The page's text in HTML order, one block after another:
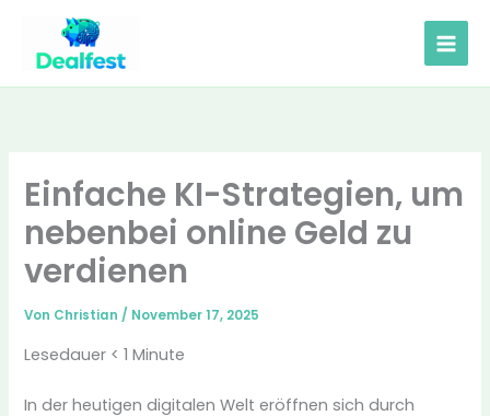
springen
Einfache KI-Strategien, um
nebenbei online Geld zu
verdienen
Von Christian/ November 17, 2025
Lesedauer < 1 Minute
In der heutigen digitalen Welt eröffnen sich durch